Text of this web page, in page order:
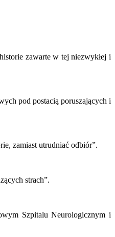
zawarte w tej niezwykłej i
pod postacią poruszających i
zamiast utrudniać odbiór”.
strach”.
Szpitalu Neurologicznym i